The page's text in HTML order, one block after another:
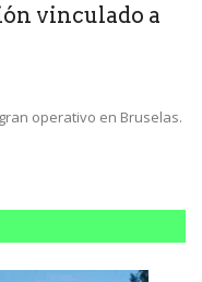
vinculado a
operativo en Bruselas.